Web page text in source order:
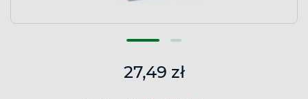
27,49 zł